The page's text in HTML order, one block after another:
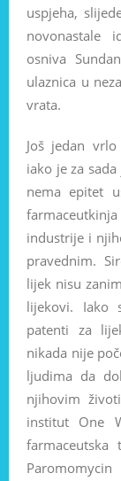
uspjeha,
novonastale
osniva
ulaznica u
vrata.
Još jedan
iako je za
nema epitet
industrije i
pravednim.
lijek nisu
lijekovi. Iako
patenti za
nikada nije
ljudima da
njihovim
institut One